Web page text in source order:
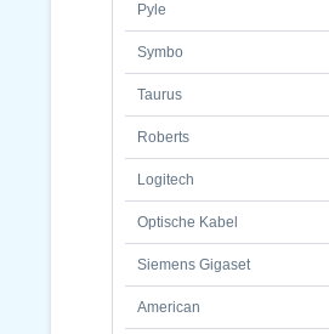
Pyle
Symbo
Taurus
Roberts
Logitech
Optische Kabel
Siemens Gigaset
American